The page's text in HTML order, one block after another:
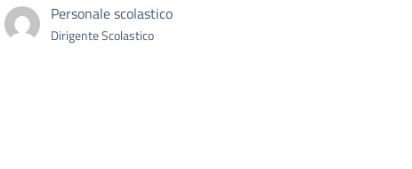
Personale scolastico
Dirigente Scolastico